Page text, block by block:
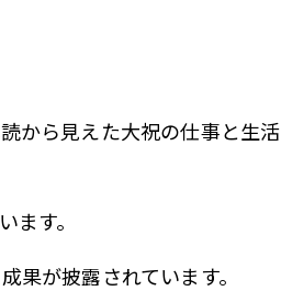
から見えた大祝の仕事と生活
す。
果が披露されています。